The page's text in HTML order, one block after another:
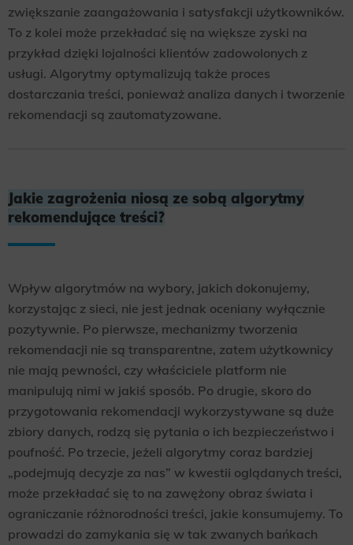
zwiększanie zaangażowania i satysfakcji użytkowników.
To z kolei może przekładać się na większe zyski na
przykład dzięki lojalności klientów zadowolonych z
usługi. Algorytmy optymalizują także proces
dostarczania treści, ponieważ analiza danych i tworzenie
rekomendacji są zautomatyzowane.
Jakie zagrożenia niosą ze sobą algorytmy
rekomendujące treści?
Wpływ algorytmów na wybory, jakich dokonujemy,
korzystając z sieci, nie jest jednak oceniany wyłącznie
pozytywnie. Po pierwsze, mechanizmy tworzenia
rekomendacji nie są transparentne, zatem użytkownicy
nie mają pewności, czy właściciele platform nie
manipulują nimi w jakiś sposób. Po drugie, skoro do
przygotowania rekomendacji wykorzystywane są duże
zbiory danych, rodzą się pytania o ich bezpieczeństwo i
poufność. Po trzecie, jeżeli algorytmy coraz bardziej
„podejmują decyzje za nas” w kwestii oglądanych treści,
może przekładać się to na zawężony obraz świata i
ograniczanie różnorodności treści, jakie konsumujemy. To
prowadzi do zamykania się w tak zwanych bańkach